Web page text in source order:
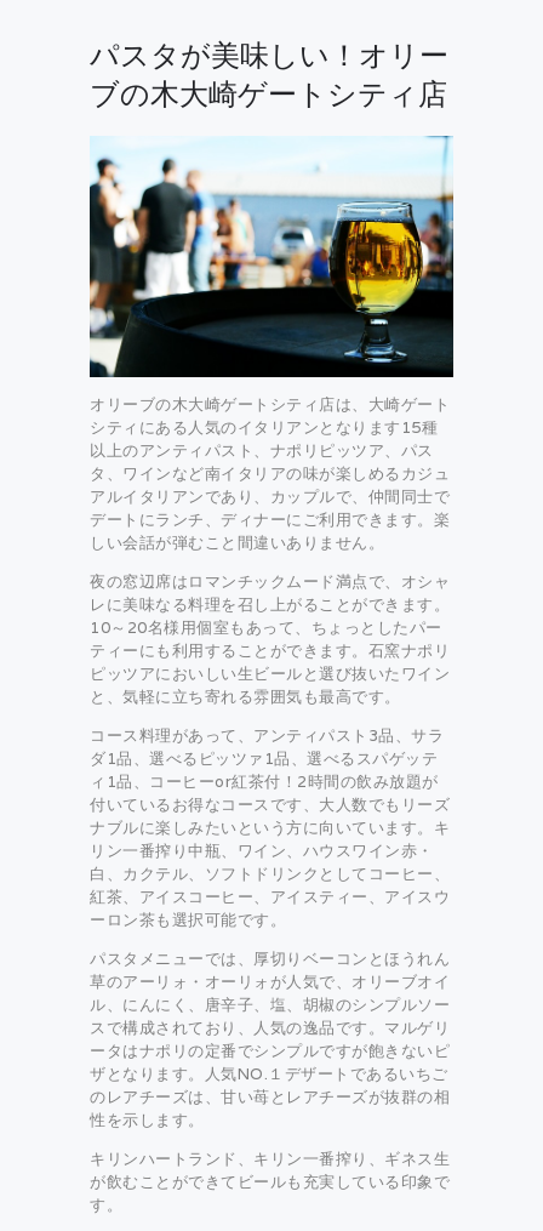
パスタが美味しい！オリー
ブの木大崎ゲートシティ店
オリーブの木大崎ゲートシティ店は、大崎ゲート
シティにある人気のイタリアンとなります15種
以上のアンティパスト、ナポリピッツア、パス
タ、ワインなど南イタリアの味が楽しめるカジュ
アルイタリアンであり、カップルで、仲間同士で
デートにランチ、ディナーにご利用できます。楽
しい会話が弾むこと間違いありません。
夜の窓辺席はロマンチックムード満点で、オシャ
レに美味なる料理を召し上がることができます。
10～20名様用個室もあって、ちょっとしたパー
ティーにも利用することができます。石窯ナポリ
ピッツアにおいしい生ビールと選び抜いたワイン
と、気軽に立ち寄れる雰囲気も最高です。
コース料理があって、アンティパスト3品、サラ
ダ1品、選べるピッツァ1品、選べるスパゲッテ
ィ1品、コーヒーor紅茶付！2時間の飲み放題が
付いているお得なコースです、大人数でもリーズ
ナブルに楽しみたいという方に向いています。キ
リン一番搾り中瓶、ワイン、ハウスワイン赤・
白、カクテル、ソフトドリンクとしてコーヒー、
紅茶、アイスコーヒー、アイスティー、アイスウ
ーロン茶も選択可能です。
パスタメニューでは、厚切りベーコンとほうれん
草のアーリォ・オーリォが人気で、オリーブオイ
ル、にんにく、唐辛子、塩、胡椒のシンプルソー
スで構成されており、人気の逸品です。マルゲリ
ータはナポリの定番でシンプルですが飽きないピ
ザとなります。人気NO.１デザートであるいちご
のレアチーズは、甘い苺とレアチーズが抜群の相
性を示します。
キリンハートランド、キリン一番搾り、ギネス生
が飲むことができてビールも充実している印象で
す。